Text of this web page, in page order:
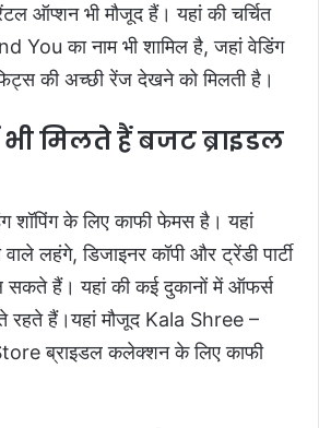
ऑप्शन भी मौजूद हैं। यहां की चर्चित
You का नाम भी शामिल है, जहां वेडिंग
की अच्छी रेंज देखने को मिलती है।
मिलते हैं बजट ब्राइडल
शॉपिंग के लिए काफी फेमस है। यहां
लहंगे, डिजाइनर कॉपी और ट्रेंडी पार्टी
सकते हैं। यहां की कई दुकानों में ऑफर्स
रहते हैं।यहां मौजूद Kala Shree –
ब्राइडल कलेक्शन के लिए काफी